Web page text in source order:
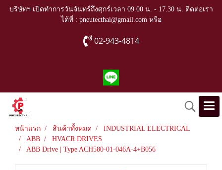
บริษัทฯ เปิดทำการวันจันทร์ถึงศุกร์เวลา 09.00 น. - 17.30 น. ติดต่อเรา
ได้ที่ : pneutecthai@gmail.com หรือ
02-943-4814
หน้าแรก สินค้าทั้งหมด
INDUSTRIAL ELECTRICAL
ABB
HVACR DRIVES
ABB Drive | Type ACH580-01-046A-4+B056